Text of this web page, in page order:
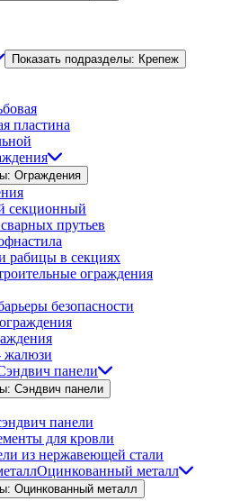
Показать подразделы: Крепеж
пластина
Ограждения
секционный
прутьев
рабицы в секциях
ограждения
безопасности
жалюзи
панели
Сэндвич панели
панели
для кровли
из нержавеющей стали
Оцинкованный металл
Оцинкованный металл